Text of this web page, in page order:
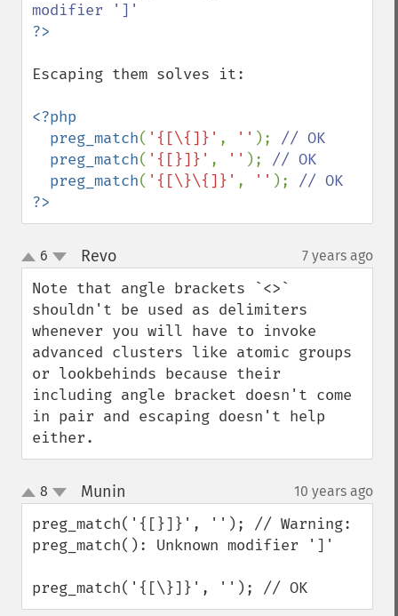
Escaping them solves it:
<?php
  preg_match
( '{[\{]}' , '' ); // OK
preg_match( '{[}]}' , '' ); // OK
preg_match( '{[\}\{]}' , '' );
?>
up
down
6 Revo¶ 7 years ago
Note that angle brackets `<>`
shouldn't be used as delimiters
whenever you will have to invoke
advanced clusters like atomic groups
or lookbehinds because their
including angle bracket doesn't come
in pair and escaping doesn't help
either.
up
down
8 Munin 10 years ago
preg_match('{[}]}', ''); // Warning:
preg_match(): Unknown modifier ']'
preg_match('{[\}]}', ''); // OK